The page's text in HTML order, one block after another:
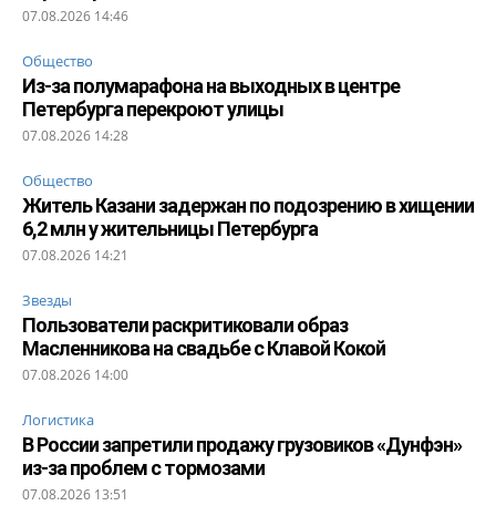
07.08.2026 14:46
Общество
Из-за полумарафона на выходных в центре
Петербурга перекроют улицы
07.08.2026 14:28
Общество
Житель Казани задержан по подозрению в хищении
6,2 млн у жительницы Петербурга
07.08.2026 14:21
Звезды
Пользователи раскритиковали образ
Масленникова на свадьбе с Клавой Кокой
07.08.2026 14:00
Логистика
В России запретили продажу грузовиков «Дунфэн»
из-за проблем с тормозами
07.08.2026 13:51